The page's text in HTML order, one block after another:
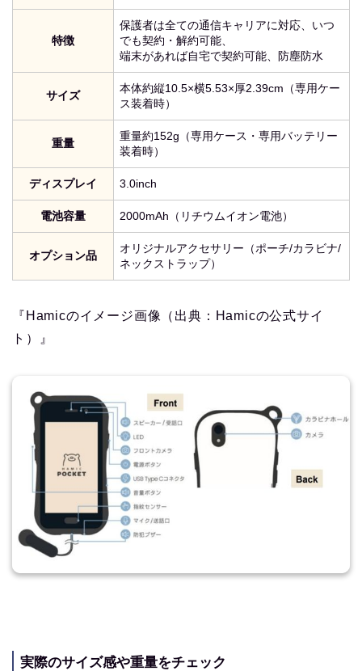
特徴
保護者は全ての通信キャリアに対応、いつ
でも契約・解約可能、
端末があれば自宅で契約可能、防塵防水
サイズ
本体約縦10.5×横5.53×厚2.39cm（専用ケー
ス装着時）
重量
重量約152g（専用ケース・専用バッテリー
装着時）
ディスプレイ 3.0inch
電池容量 2000mAh（リチウムイオン電池）
オプション品
オリジナルアクセサリー（ポーチ/カラビナ/
ネックストラップ）
『Hamicのイメージ画像（出典：Hamicの公式サイ
ト）』
実際のサイズ感や重量をチェック